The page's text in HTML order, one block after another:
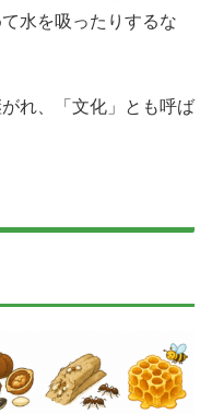
水を吸ったりするな
れ、「文化」とも呼ば